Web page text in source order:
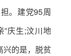
。建党95周
”庆生;汶川地
兴的是，脱贫